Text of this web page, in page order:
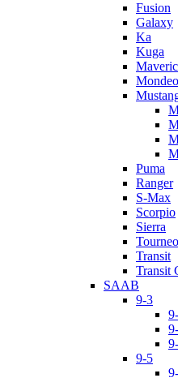
Fusion
Galaxy
Ka
Kuga
Mondeo
Puma
Ranger
S-Max
Scorpio
Sierra
Tourneo
Transit
Transit
SAAB
9-3
9-5